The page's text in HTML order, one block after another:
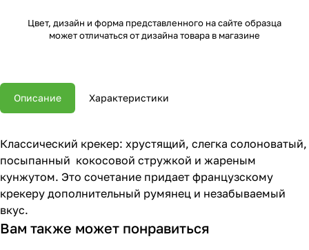
Цвет, дизайн и форма представленного на сайте образца
может отличаться от дизайна товара в магазине
Описание Характеристики
Классический крекер: хрустящий, слегка солоноватый,
посыпанный кокосовой стружкой и жареным
кунжутом. Это сочетание придает французскому
крекеру дополнительный румянец и незабываемый
вкус.
Вам также может понравиться